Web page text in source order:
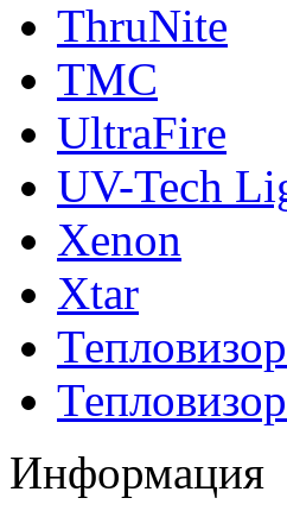
ThruNite
TMC
UltraFire
UV-Tech
Xenon
Xtar
Информация